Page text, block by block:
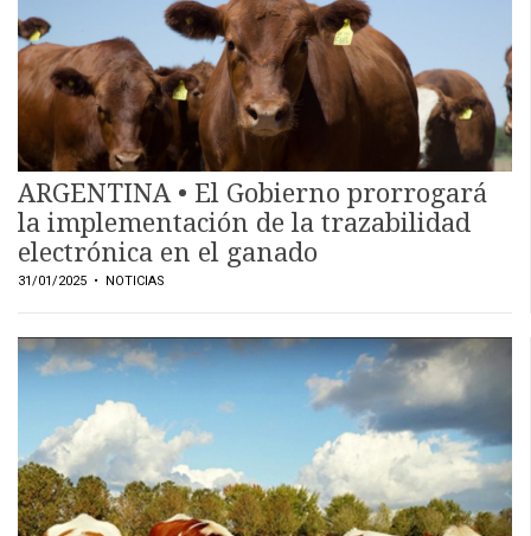
ARGENTINA • El Gobierno prorrogará
la implementación de la trazabilidad
electrónica en el ganado
31/01/2025 • NOTICIAS